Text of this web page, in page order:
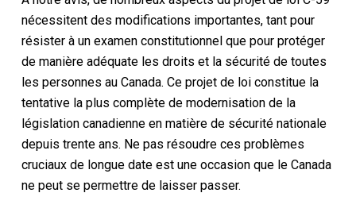
nécessitent des modifications importantes, tant pour
résister à un examen constitutionnel que pour protéger
de manière adéquate les droits et la sécurité de toutes
les personnes au Canada. Ce projet de loi constitue la
tentative la plus complète de modernisation de la
législation canadienne en matière de sécurité nationale
depuis trente ans. Ne pas résoudre ces problèmes
cruciaux de longue date est une occasion que le Canada
ne peut se permettre de laisser passer.